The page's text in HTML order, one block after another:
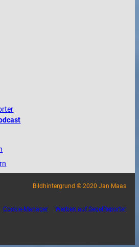
Bildhintergrund © 2020 Jan Maas
Cookie-Manager Werben auf SegelReporter